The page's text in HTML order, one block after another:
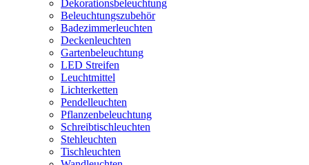
Dekorationsbeleuchtung
Beleuchtungszubehör
Badezimmerleuchten
Deckenleuchten
Gartenbeleuchtung
LED Streifen
Leuchtmittel
Lichterketten
Pendelleuchten
Pflanzenbeleuchtung
Schreibtischleuchten
Stehleuchten
Tischleuchten